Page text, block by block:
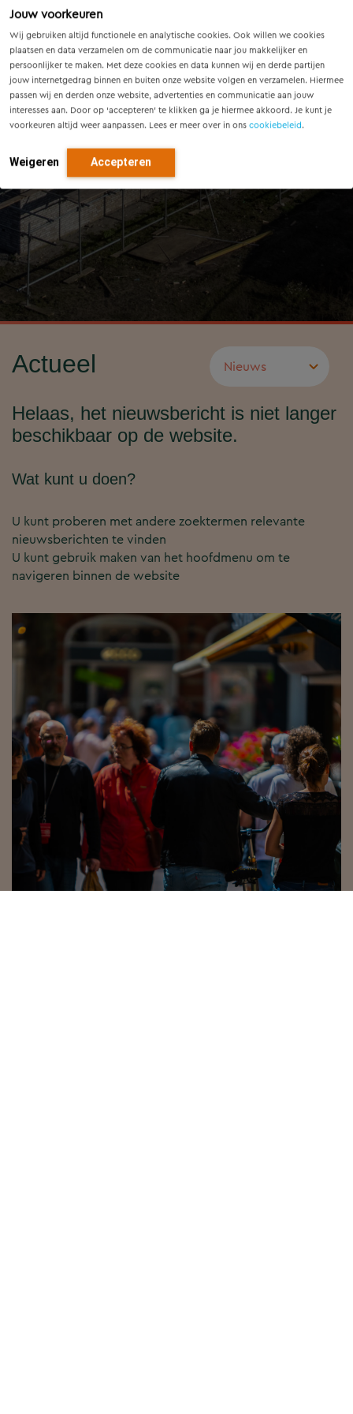
Jouw voorkeuren
Wij gebruiken altijd functionele en analytische cookies. Ook willen we cookies
plaatsen en data verzamelen om de communicatie naar jou makkelijker en
persoonlijker te maken. Met deze cookies en data kunnen wij en derde partijen
jouw internetgedrag binnen en buiten onze website volgen en verzamelen. Hiermee
passen wij en derden onze website, advertenties en communicatie aan jouw
interesses aan. Door op ‘accepteren’ te klikken ga je hiermee akkoord. Je kunt je
voorkeuren altijd weer aanpassen. Lees er meer over in ons cookiebeleid.
Weigeren Accepteren
Actueel
Helaas, het nieuwsbericht is niet langer
beschikbaar op de website.
Wat kunt u doen?
U kunt proberen met andere zoektermen relevante
nieuwsberichten te vinden
U kunt gebruik maken van het hoofdmenu om te
navigeren binnen de website